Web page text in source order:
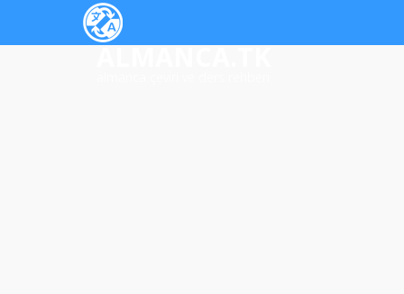
ALMANCA.TK